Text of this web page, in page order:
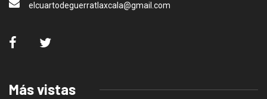
elcuartodeguerratlaxcala@gmail.com
Más vistas